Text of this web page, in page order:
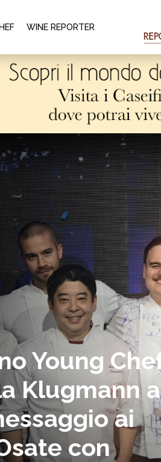
WINE REPORTER
Young
Klugmann a
ai
con